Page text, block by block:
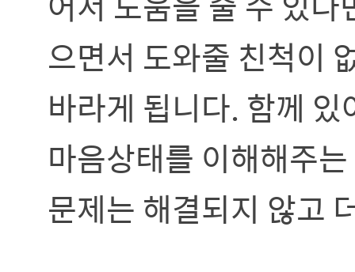
으면서 도와줄 친척이
바라게 됩니다. 함께
마음상태를 이해해주
문제는 해결되지 않고